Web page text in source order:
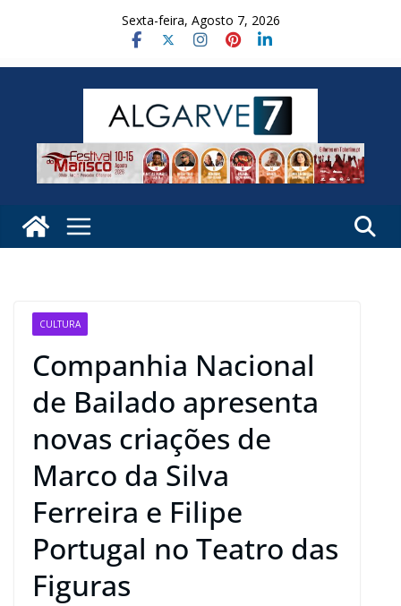
Sexta-feira, Agosto 7, 2026
CULTURA
Companhia Nacional
de Bailado apresenta
novas criações de
Marco da Silva
Ferreira e Filipe
Portugal no Teatro das
Figuras